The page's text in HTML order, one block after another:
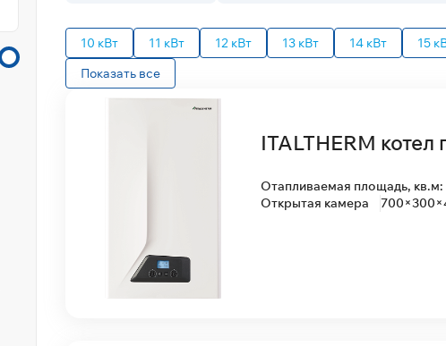
10 кВт 11 кВт 12 кВт 13 кВт 14 кВт 15
Показать все
ITALTHERM
Отапливаемая площадь, кв.м:
Открытая камера